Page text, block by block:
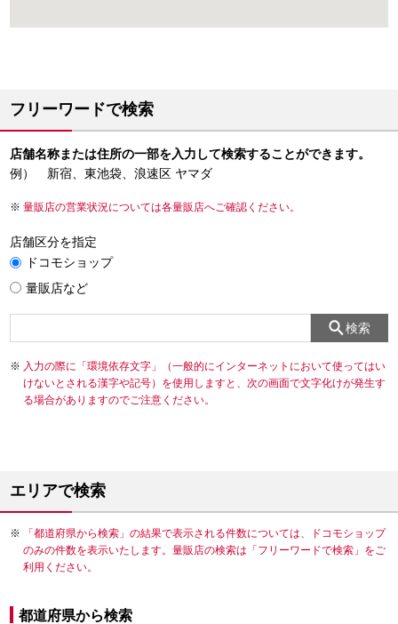
フリーワードで検索
店舗名称または住所の一部を入力して検索することができます。
例） 新宿、東池袋、浪速区 ヤマダ
量販店の営業状況については各量販店へご確認ください。
店舗区分を指定
ドコモショップ
量販店など
検索
入力の際に「環境依存文字」（一般的にインターネットにおいて使ってはい
けないとされる漢字や記号）を使用しますと、次の画面で文字化けが発生す
る場合がありますのでご注意ください。
エリアで検索
「都道府県から検索」の結果で表示される件数については、ドコモショップ
のみの件数を表示いたします。量販店の検索は「フリーワードで検索」をご
利用ください。
都道府県から検索